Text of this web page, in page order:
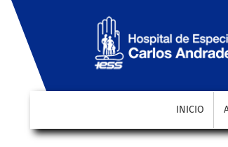
INICIO